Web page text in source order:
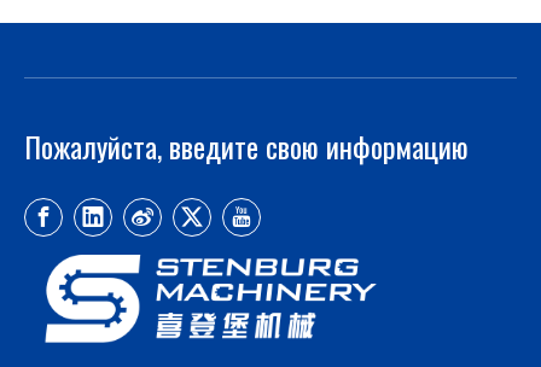
Пожалуйста, введите свою информацию